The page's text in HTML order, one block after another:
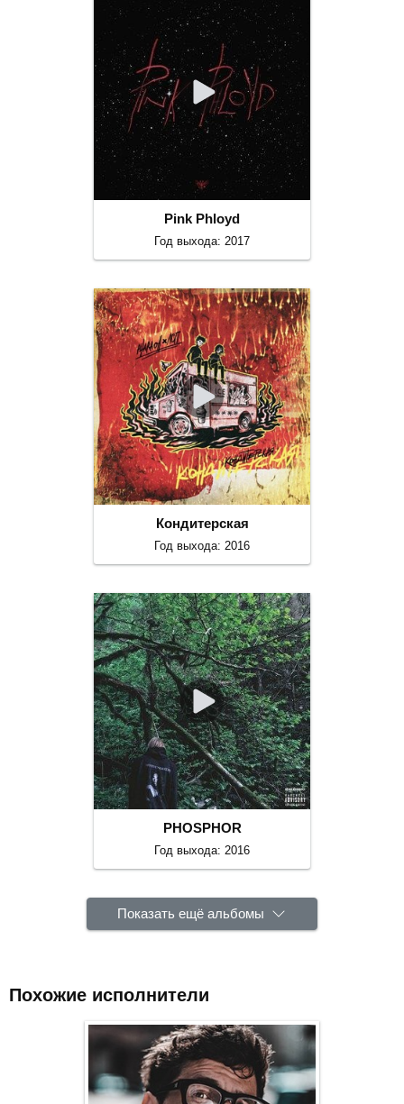
Pink Phloyd
Год выхода: 2017
Кондитерская
Год выхода: 2016
PHOSPHOR
Год выхода: 2016
Показать ещё альбомы
Похожие исполнители